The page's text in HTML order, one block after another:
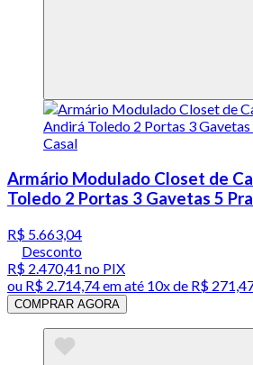
Armário Modulado Closet de
Toledo 2 Portas 3 Gavetas 5
R$ 5.663,04
Desconto
R$ 2.470,41 no PIX
ou R$ 2.714,74em até 10x de R$
COMPRAR AGORA